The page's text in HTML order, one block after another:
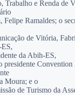
Trabalho e Renda de
Felipe Ramaldes; o
de Vitória,
da Abih-ES,
presidente
Moura; e o
de Turismo da